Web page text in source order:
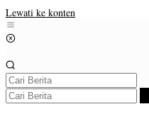
Lewati ke konten